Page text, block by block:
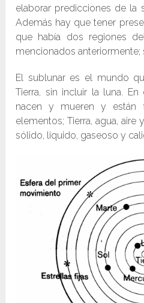
elaborar predicciones de la
Además hay que tener
que había dos regiones
mencionados anteriormente;
El sublunar es el mundo
Tierra, sin incluir la luna.
nacen y mueren y están
elementos; Tierra, agua, aire
sólido, liquido, gaseoso y